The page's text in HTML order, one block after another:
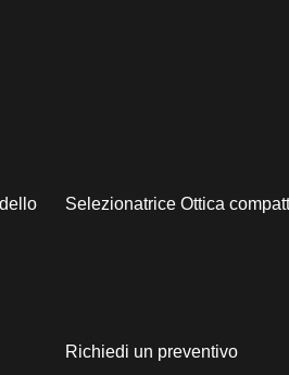
Selezionatrice Ottica
Richiedi un preventivo